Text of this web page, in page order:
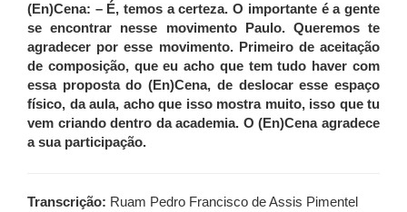
(En)Cena: – É, temos a certeza. O importante é a gente
se encontrar nesse movimento Paulo. Queremos te
agradecer por esse movimento. Primeiro de aceitação
de composição, que eu acho que tem tudo haver com
essa proposta do (En)Cena, de deslocar esse espaço
físico, da aula, acho que isso mostra muito, isso que tu
vem criando dentro da academia. O (En)Cena agradece
a sua participação.
Transcrição: Ruam Pedro Francisco de Assis Pimentel